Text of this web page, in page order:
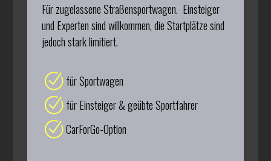
Für zugelassene Straßensportwagen. Einsteiger
und Experten sind willkommen, die Startplätze sind
jedoch stark limitiert.
für Sportwagen
für Einsteiger & geübte Sportfahrer
CarForGo-Option